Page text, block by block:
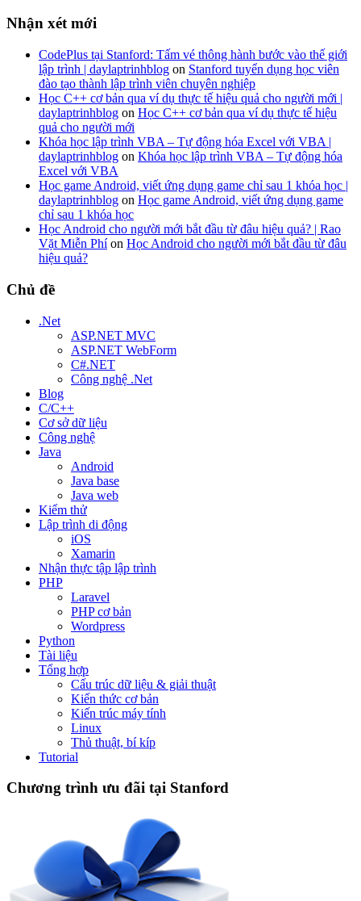
Nhận xét mới
CodePlus tại Stanford: Tấm vé thông hành bước vào thế giới
lập trình | daylaptrinhblog on Stanford tuyển dụng học viên
đào tạo thành lập trình viên chuyên nghiệp
Học C++ cơ bản qua ví dụ thực tế hiệu quả cho người mới |
daylaptrinhblog on Học C++ cơ bản qua ví dụ thực tế hiệu
quả cho người mới
Khóa học lập trình VBA – Tự động hóa Excel với VBA |
daylaptrinhblog on Khóa học lập trình VBA – Tự động hóa
Excel với VBA
Học game Android, viết ứng dụng game chỉ sau 1 khóa học |
daylaptrinhblog on Học game Android, viết ứng dụng game
chỉ sau 1 khóa học
Học Android cho người mới bắt đầu từ đâu hiệu quả? | Rao
Vặt Miễn Phíon Học Android cho người mới bắt đầu từ đâu
hiệu quả?
Chủ đề
.Net
ASP.NET MVC
ASP.NET WebForm
C#.NET
Công nghệ .Net
Blog
C/C++
Cơ sở dữ liệu
Công nghệ
Java
Android
Java base
Java web
Kiểm thử
Lập trình di động
iOS
Xamarin
Nhận thực tập lập trình
PHP
Laravel
PHP cơ bản
Wordpress
Python
Tài liệu
Tổng hợp
Cấu trúc dữ liệu & giải thuật
Kiến thức cơ bản
Kiến trúc máy tính
Linux
Thủ thuật, bí kíp
Tutorial
Chương trình ưu đãi tại Stanford